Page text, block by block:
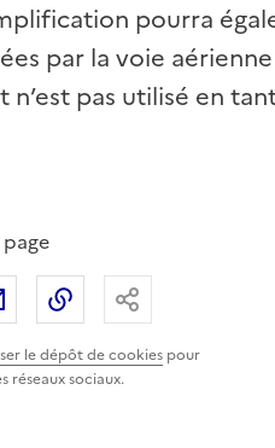
pourra
par la voie
n’est pas utilisé en
le dépôt de cookies pour
réseaux sociaux.
Partager par email
Copier le lien